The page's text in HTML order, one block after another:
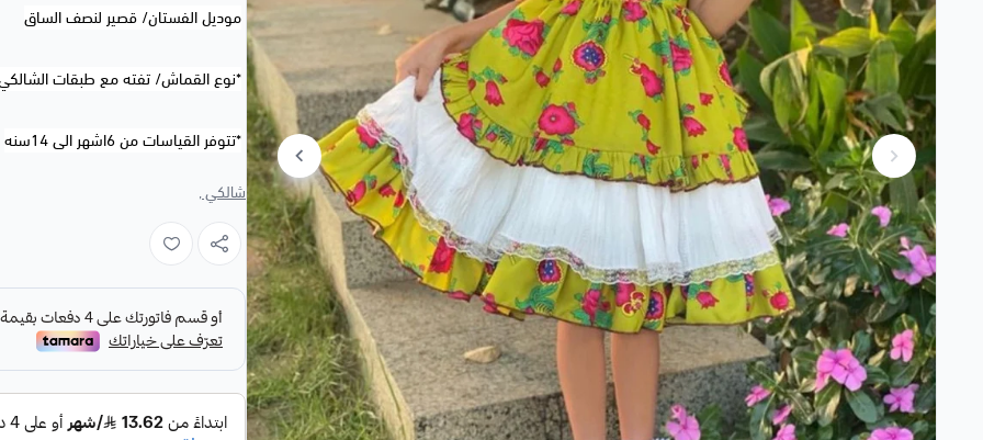
موديل الفستان/ قصير لنصف الساق
*نوع القماش/ تفته مع طبقات
*تتوفر القياسات من 6اشهر الى 14سنه
شالكي ,